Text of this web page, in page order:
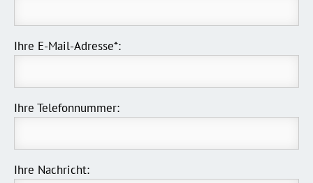
Ihre E-Mail-Adresse*:
Ihre Telefonnummer:
Ihre Nachricht: